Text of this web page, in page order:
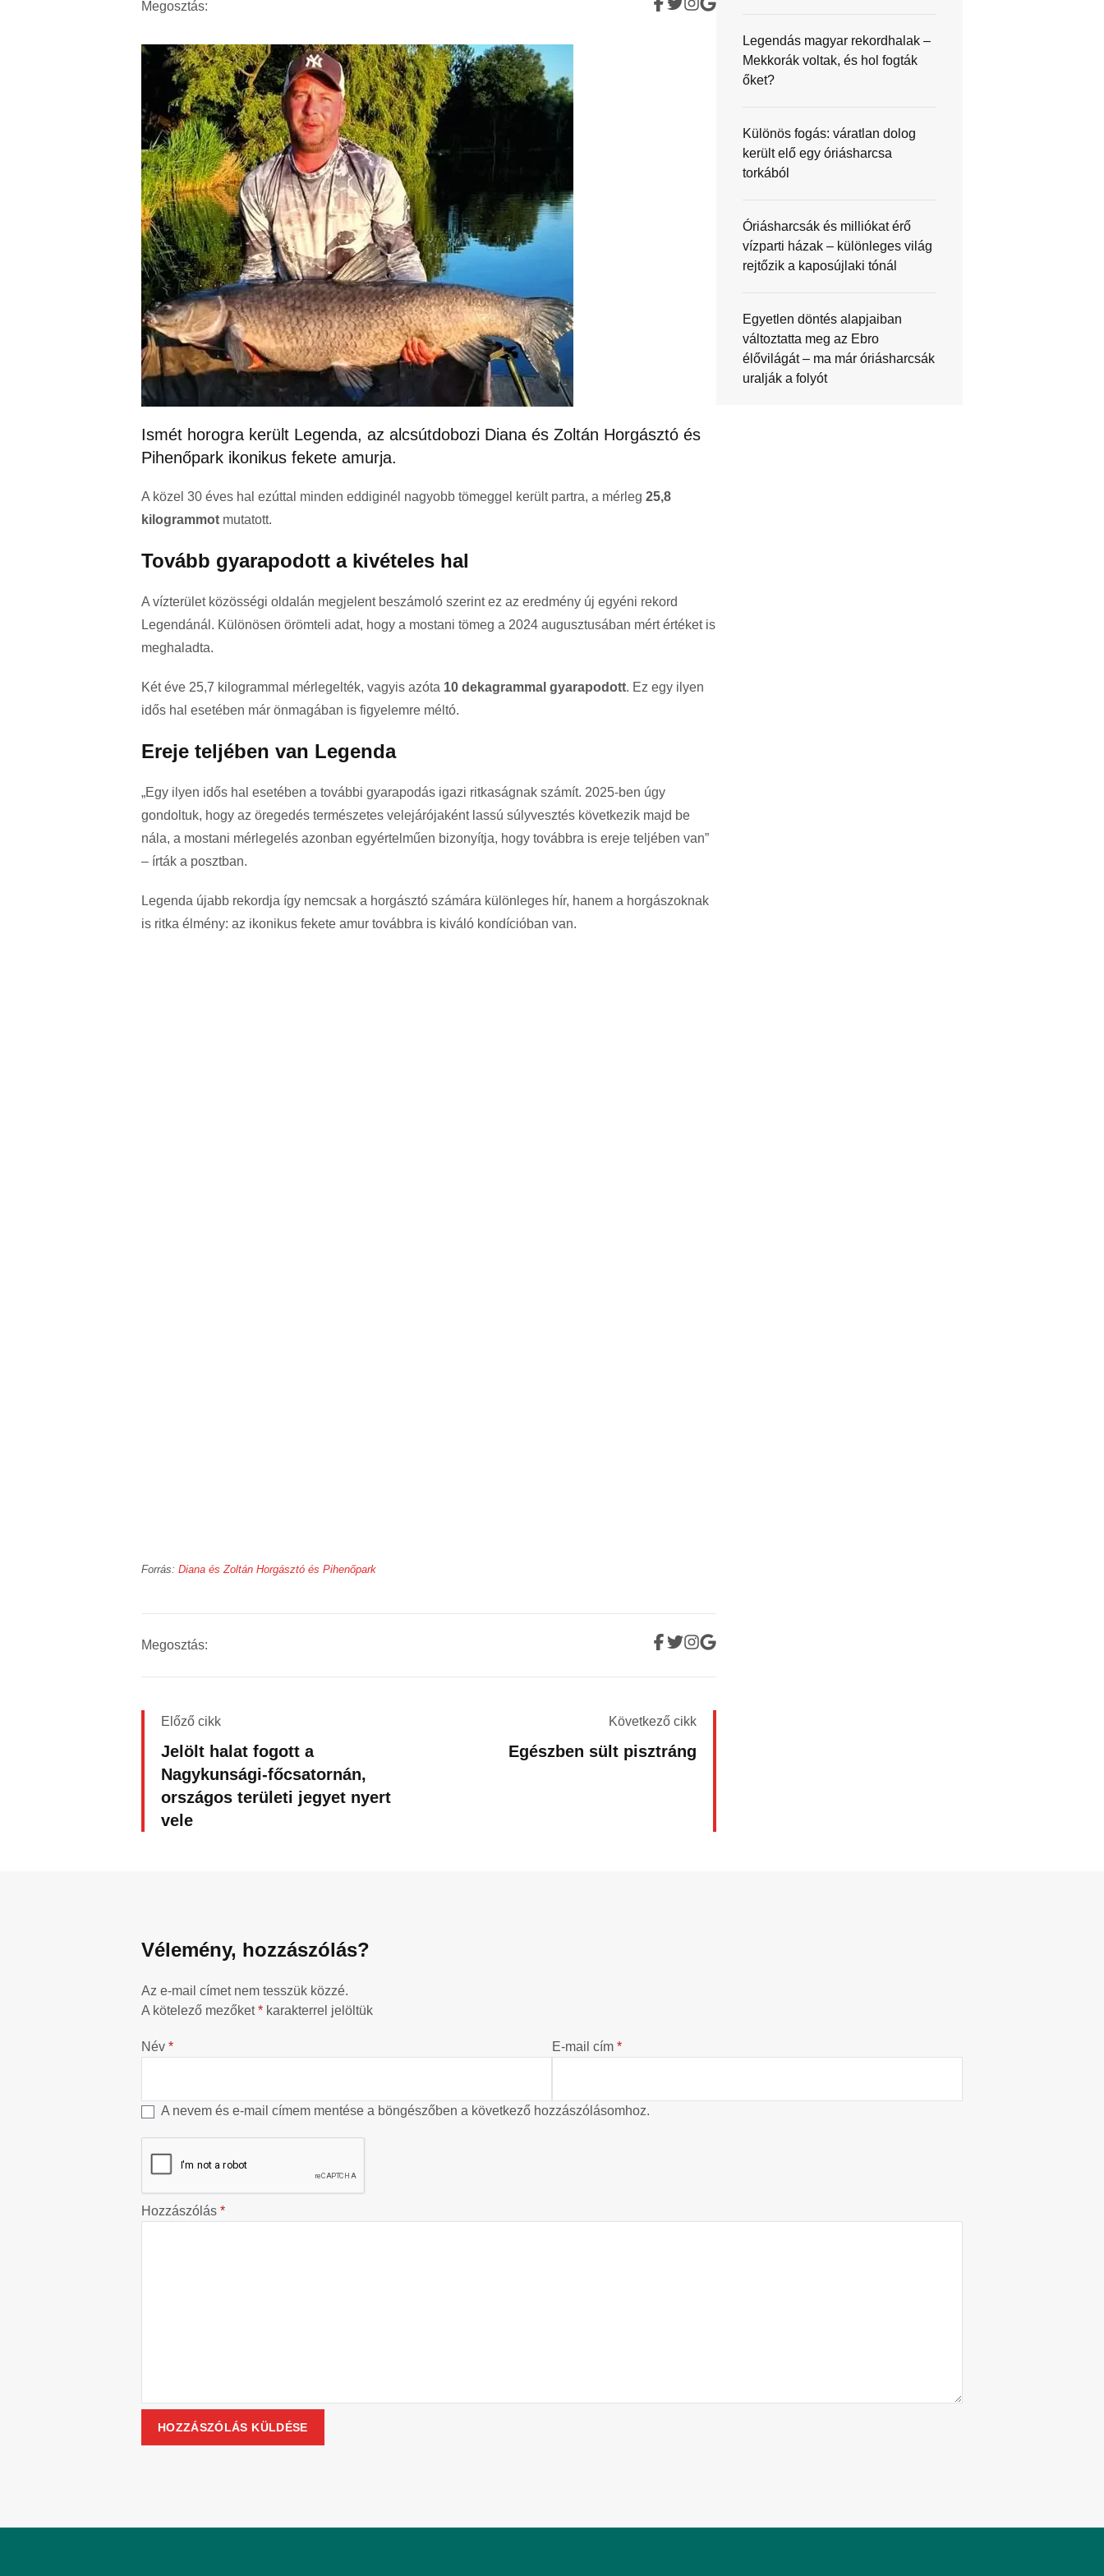
Megosztás:
Ismét horogra került Legenda, az alcsútdobozi Diana és Zoltán Horgásztó és
Pihenőpark ikonikus fekete amurja.
A közel 30 éves hal ezúttal minden eddiginél nagyobb tömeggel került partra, a mérleg 25,8
kilogrammot mutatott.
Tovább gyarapodott a kivételes hal
A vízterület közösségi oldalán megjelent beszámoló szerint ez az eredmény új egyéni rekord
Legendánál. Különösen örömteli adat, hogy a mostani tömeg a 2024 augusztusában mért értéket is
meghaladta.
Két éve 25,7 kilogrammal mérlegelték, vagyis azóta 10 dekagrammal gyarapodott. Ez egy ilyen
idős hal esetében már önmagában is figyelemre méltó.
Ereje teljében van Legenda
„Egy ilyen idős hal esetében a további gyarapodás igazi ritkaságnak számít. 2025-ben úgy
gondoltuk, hogy az öregedés természetes velejárójaként lassú súlyvesztés következik majd be
nála, a mostani mérlegelés azonban egyértelműen bizonyítja, hogy továbbra is ereje teljében van”
– írták a posztban.
Legenda újabb rekordja így nemcsak a horgásztó számára különleges hír, hanem a horgászoknak
is ritka élmény: az ikonikus fekete amur továbbra is kiváló kondícióban van.
Forrás: Diana és Zoltán Horgásztó és Pihenőpark
Megosztás:
Előző cikk
Jelölt halat fogott a
Nagykunsági-főcsatornán,
országos területi jegyet nyert
vele
Következő cikk
Egészben sült pisztráng
Legendás magyar rekordhalak –
Mekkorák voltak, és hol fogták
őket?
Különös fogás: váratlan dolog
került elő egy óriásharcsa
torkából
Óriásharcsák és milliókat érő
vízparti házak – különleges világ
rejtőzik a kaposújlaki tónál
Egyetlen döntés alapjaiban
változtatta meg az Ebro
élővilágát – ma már óriásharcsák
uralják a folyót
Vélemény, hozzászólás?
Az e-mail címet nem tesszük közzé.
A kötelező mezőket* karakterrel jelöltük
Név * E-mail cím *
A nevem és e-mail címem mentése a böngészőben a következő hozzászólásomhoz.
Hozzászólás *